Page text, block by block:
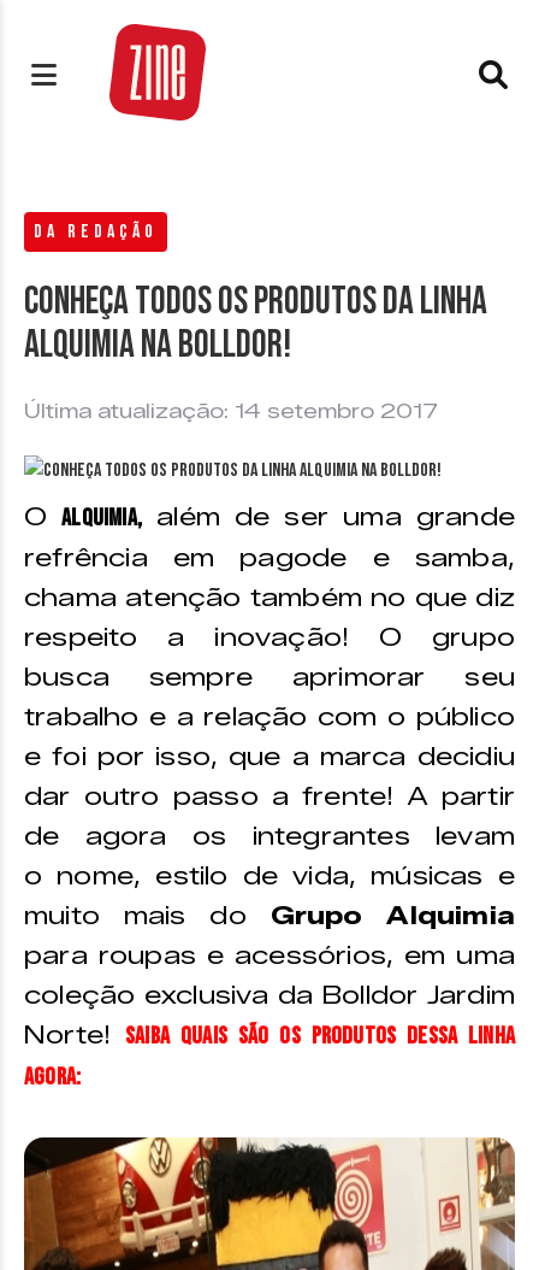
DA REDAÇÃO
Conheça todos os produtos da linha
ALQUIMIA na Bolldor!
Última atualização: 14 setembro 2017
OAlquimia, além de ser uma grande
refrência em pagode e samba,
chama atenção também no que diz
respeito a inovação! O grupo
busca sempre aprimorar seu
trabalho e a relação com o público
e foi por isso, que a marca decidiu
dar outro passo a frente! A partir
de agora os integrantes levam
o nome, estilo de vida, músicas e
muito mais do Grupo Alquimia
para roupas e acessórios, em uma
coleção exclusiva da Bolldor Jardim
Norte! Saiba quais são os produtos dessa linha
agora: